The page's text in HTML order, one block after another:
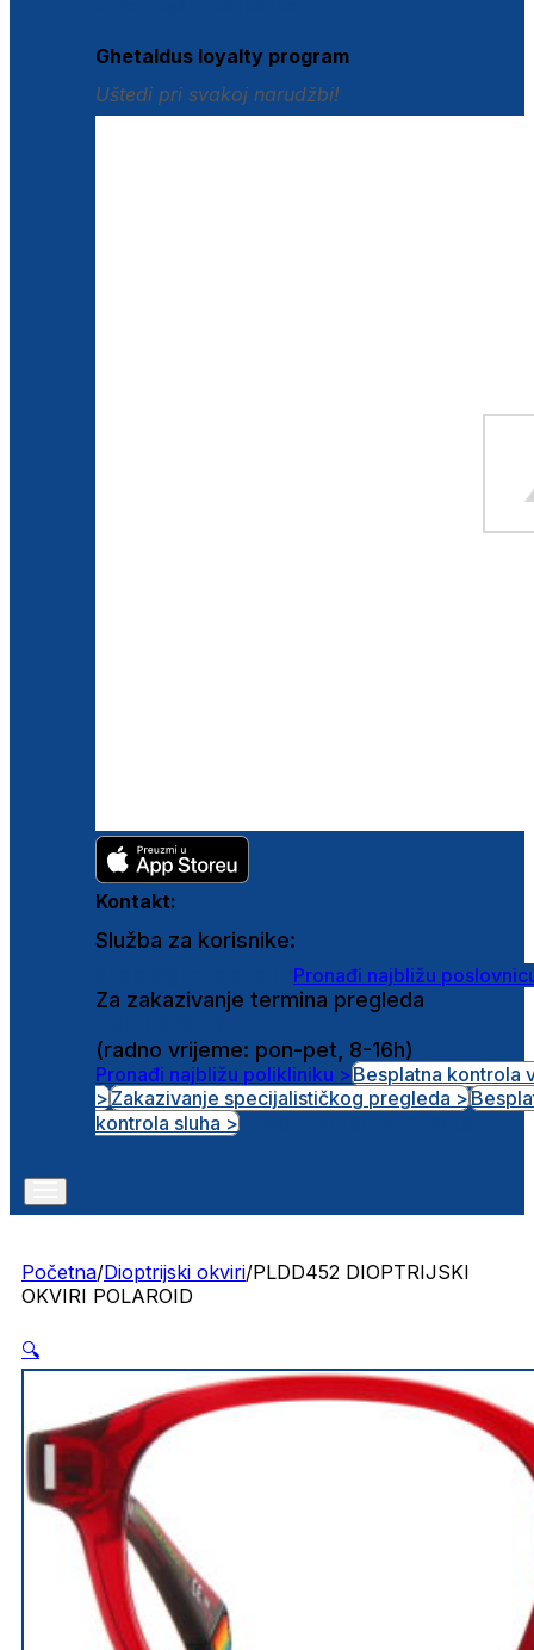
Ghetaldus loyalty program
Uštedi pri svakoj narudžbi!
Kontakt:
Služba za korisnike:
Pronađi najbližu
Za zakazivanje termina pregleda
(radno vrijeme: pon-pet, 8-16h)
Pronađi najbližu polikliniku >Besplatna kontrola
>Zakazivanje specijalističkog pregleda >
kontrola sluha >
Početna/Dioptrijski okviri/PLDD452 DIOPTRIJSKI
OKVIRI POLAROID
🔍